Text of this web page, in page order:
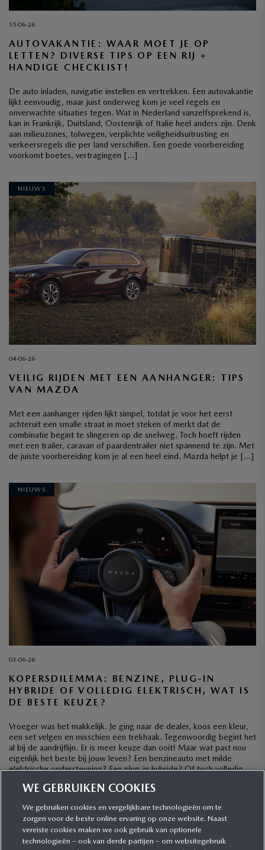
15-06-26
AUTOVAKANTIE: WAAR MOET JE OP
LETTEN? DIVERSE TIPS OP EEN RIJ +
HANDIGE CHECKLIST!
De auto inladen, navigatie instellen en vertrekken. Een autovakantie
lijkt eenvoudig, maar juist onderweg kom je veel regels en
onverwachte situaties tegen. Wat in Nederland vanzelfsprekend is,
kan in Frankrijk, Duitsland, Oostenrijk of Italië heel anders zijn. Denk
aan milieuzones, tolwegen, verplichte veiligheidsuitrusting en
verkeersregels die per land verschillen. Een goede voorbereiding
voorkomt boetes, vertragingen […]
NIEUWS
04-06-26
VEILIG RIJDEN MET EEN AANHANGER: TIPS
VAN MAZDA
Met een aanhanger rijden lijkt simpel, totdat je voor het eerst
achteruit een smalle straat in moet steken of merkt dat de
combinatie begint te slingeren op de snelweg. Toch hoeft rijden
met een trailer, caravan of paardentrailer niet spannend te zijn. Met
de juiste voorbereiding kom je al een heel eind. Mazda helpt je […]
NIEUWS
03-06-26
KOPERSDILEMMA: BENZINE, PLUG-IN
HYBRIDE OF VOLLEDIG ELEKTRISCH, WAT IS
DE BESTE KEUZE?
Vroeger was het makkelijk. Je ging naar de dealer, koos een kleur,
een set velgen en misschien een trekhaak. Tegenwoordig begint het
al bij de aandrijflijn. Er is meer keuze dan ooit! Maar wat past nou
eigenlijk het beste bij jouw leven? Een benzineauto met milde
elektrische ondersteuning? Een plug-in hybride? Of toch volledig
CATEGORIEËN
WE GEBRUIKEN COOKIES
We gebruiken cookies en vergelijkbare technologieën om te
zorgen voor de beste online ervaring op onze website. Naast
vereiste cookies maken we ook gebruik van optionele
technologieën – ook van derde partijen – om websitegebruik